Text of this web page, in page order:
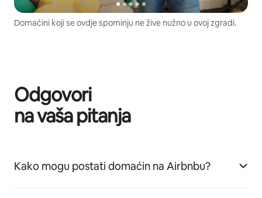
Domaćini koji se ovdje spominju ne žive nužno u ovoj zgradi.
Odgovori
na vaša pitanja
Kako mogu postati domaćin na Airbnbu?